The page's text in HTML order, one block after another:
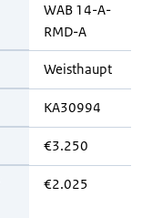
WAB 14-A-
RMD-A
Weisthaupt
KA30994
€3.250
€2.025